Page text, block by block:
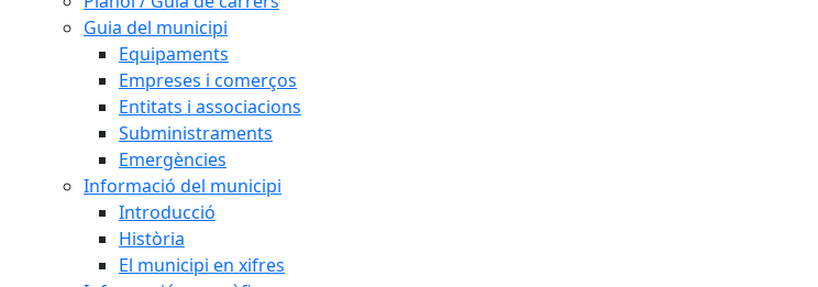
Guia del municipi
Equipaments
Empreses i comerços
Entitats i associacions
Subministraments
Emergències
Informació del municipi
Introducció
Història
El municipi en xifres